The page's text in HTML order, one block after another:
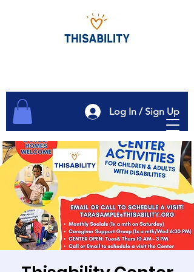
Log In / Sign Up